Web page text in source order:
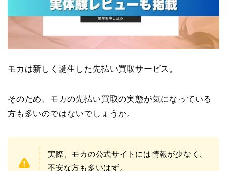
モカは新しく誕生した先払い買取サービス。
そのため、モカの先払い買取の実態が気になっている
方も多いのではないでしょうか。
実際、モカの公式サイトには情報が少なく、
不安な方も多いはず。